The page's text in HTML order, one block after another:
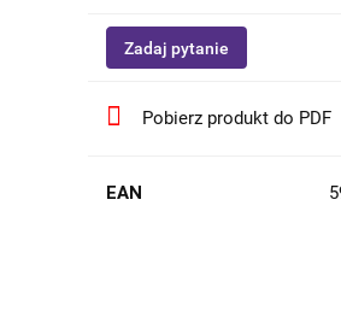
Zadaj pytanie
Pobierz produkt do PDF
EAN